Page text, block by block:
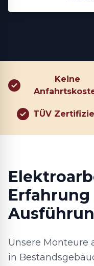
Keine
TÜV
Unsere Monteure
in